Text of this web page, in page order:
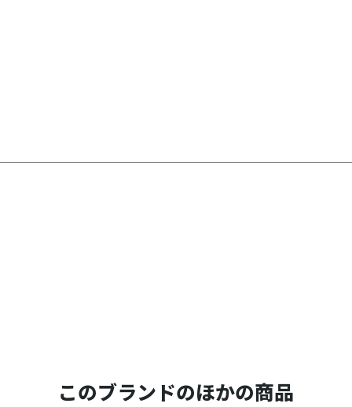
このブランドのほかの商品